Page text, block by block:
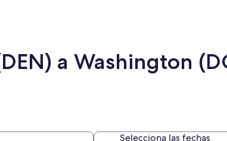
a Washington
Selecciona las fechas